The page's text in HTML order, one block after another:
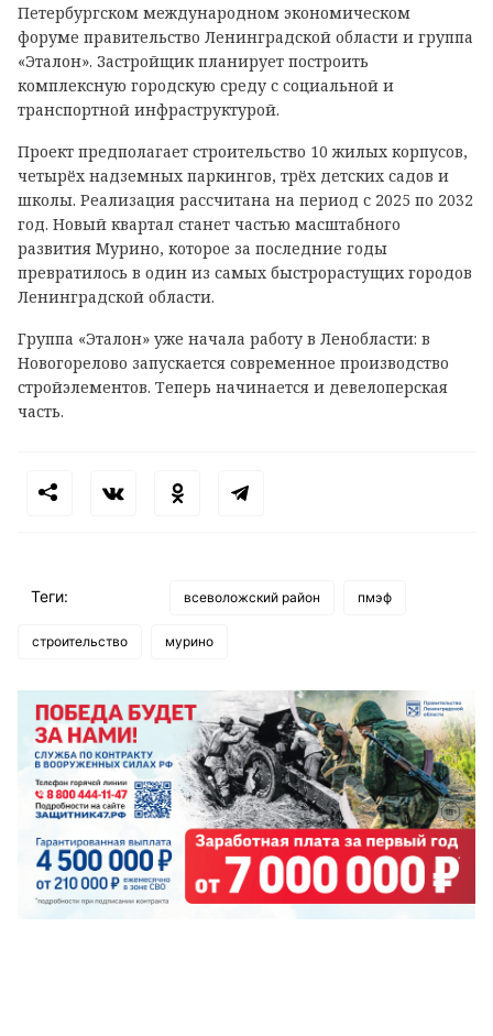
Петербургском международном экономическом
форуме правительство Ленинградской области и группа
«Эталон». Застройщик планирует построить
комплексную городскую среду с социальной и
транспортной инфраструктурой.
Проект предполагает строительство 10 жилых корпусов,
четырёх надземных паркингов, трёх детских садов и
школы. Реализация рассчитана на период с 2025 по 2032
год. Новый квартал станет частью масштабного
развития Мурино, которое за последние годы
превратилось в один из самых быстрорастущих городов
Ленинградской области.
Группа «Эталон» уже начала работу в Ленобласти: в
Новогорелово запускается современное производство
стройэлементов. Теперь начинается и девелоперская
часть.
Теги: всеволожский район пмэф
строительство мурино